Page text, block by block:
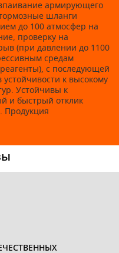
армирующего
шланги
до 100 атмосфер на
проверку на
(при давлении до 1100
средам
с последующей
к высокому
Устойчивы к
и быстрый отклик
Продукция